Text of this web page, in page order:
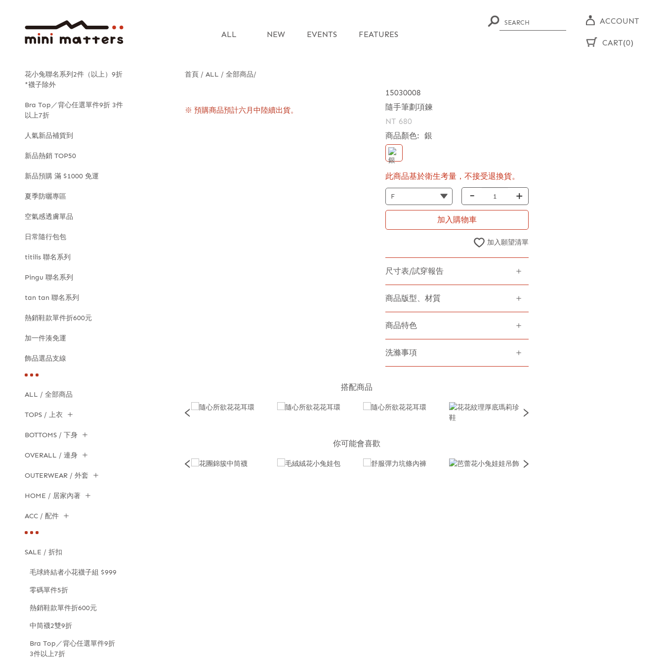
ALL NEW EVENTS FEATURES
ACCOUNT
CART(0)
花小兔聯名系列2件（以上）9折
*襪子除外
Bra Top／背心任選單件9折 3件
以上7折
人氣新品補貨到
新品熱銷 TOP50
新品預購 滿 $1000 免運
夏季防曬專區
空氣感透膚單品
日常隨行包包
titilis 聯名系列
Pingu 聯名系列
tan tan 聯名系列
熱銷鞋款單件折600元
加一件湊免運
飾品選品支線
ALL / 全部商品
TOPS / 上衣
BOTTOMS / 下身
OVERALL / 連身
OUTERWEAR / 外套
HOME / 居家內著
ACC / 配件
SALE / 折扣
毛球終結者小花襪子組 $999
零碼單件5折
熱銷鞋款單件折600元
中筒襪2雙9折
Bra Top／背心任選單件9折
3件以上7折
首頁 ALL / 全部商品
※ 預購商品預計六月中陸續出貨。
15030008
隨手筆劃項鍊
NT 680
商品顏色: 銀
此商品基於衛生考量，不接受退換貨。
- +
加入購物車
加入願望清單
尺寸表/試穿報告
商品版型、材質
商品特色
洗滌事項
搭配商品
你可能會喜歡